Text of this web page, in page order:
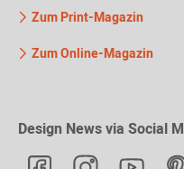
Zum Print-Magazin
Zum Online-Magazin
Design News via Social